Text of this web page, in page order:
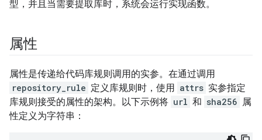
型，并且当需要提取库时，系统会运行实现函数。
属性
属性是传递给代码库规则调用的实参。在通过调用
repository_rule 定义库规则时，使用 attrs 实参指定
库规则接受的属性的架构。以下示例将 url 和 sha256 属
性定义为字符串：